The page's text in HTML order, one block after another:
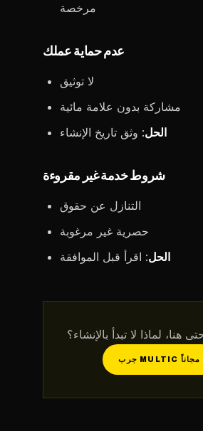
مرخصة
عدم حماية عملك
لا توثيق
مشاركة بدون علامة مائية
الحل: وثق تاريخ الإنشاء
شروط خدمة غير مقروءة
التنازل عن حقوق
حصرية غير مرغوبة
الحل: اقرأ قبل الموافقة
هنا، لماذا لا تبدأ بالإنشاء؟
جرب MULTIC مجاناً